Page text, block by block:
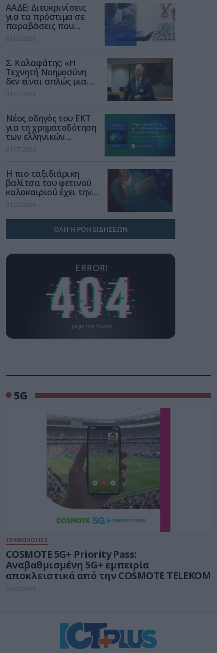
ΑΑΔΕ: Διευκρινίσεις
για τα πρόστιμα σε
παραβάσεις που
αφορούν τους ΦΗΜ
31.07.2026
Σ. Καλαφάτης: «Η
Τεχνητή Νοημοσύνη
δεν είναι απλώς μια
νέα τεχνολογία, είναι
μια νέα βιομηχανική
31.07.2026
Νέος οδηγός του ΕΚΤ
για τη χρηματοδότηση
των ελληνικών
επιχειρήσεων στον
χώρο της άμυνας
31.07.2026
Η πιο ταξιδιάρικη
βαλίτσα του φετινού
καλοκαιριού έχει την
υπογραφή της Xiaomi
31.07.2026
ΟΛΗ Η ΡΟΗ ΕΙΔΗΣΕΩΝ
5G
ΤΕΧΝΟΛΟΓΙΕΣ
COSMOTE 5G+ Priority Pass:
Αναβαθμισμένη 5G+ εμπειρία
αποκλειστικά από την COSMOTE TELEKOM
28.07.2026